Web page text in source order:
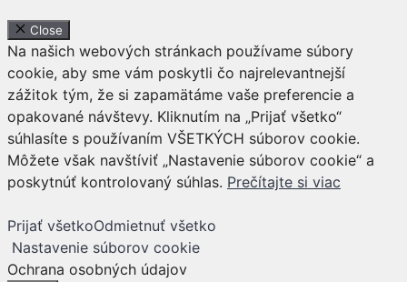
Close
Na našich webových stránkach používame súbory
cookie, aby sme vám poskytli čo najrelevantnejší
zážitok tým, že si zapamätáme vaše preferencie a
opakované návštevy. Kliknutím na „Prijať všetko“
súhlasíte s používaním VŠETKÝCH súborov cookie.
Môžete však navštíviť „Nastavenie súborov cookie“ a
poskytnúť kontrolovaný súhlas. Prečítajte si viac
Prijať všetkoOdmietnuť všetko
Nastavenie súborov cookie
Ochrana osobných údajov